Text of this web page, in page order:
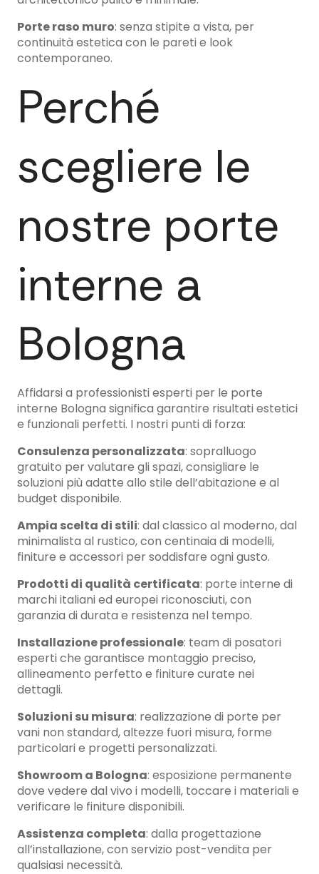
Porte raso muro: senza stipite a vista, per
continuità estetica con le pareti e look
contemporaneo.
Perché
scegliere le
nostre porte
interne a
Bologna
Affidarsi a professionisti esperti per le porte
interne Bologna significa garantire risultati estetici
e funzionali perfetti. I nostri punti di forza:
Consulenza personalizzata: sopralluogo
gratuito per valutare gli spazi, consigliare le
soluzioni più adatte allo stile dell’abitazione e al
budget disponibile.
Ampia scelta di stili: dal classico al moderno, dal
minimalista al rustico, con centinaia di modelli,
finiture e accessori per soddisfare ogni gusto.
Prodotti di qualità certificata: porte interne di
marchi italiani ed europei riconosciuti, con
garanzia di durata e resistenza nel tempo.
Installazione professionale: team di posatori
esperti che garantisce montaggio preciso,
allineamento perfetto e finiture curate nei
dettagli.
Soluzioni su misura: realizzazione di porte per
vani non standard, altezze fuori misura, forme
particolari e progetti personalizzati.
Showroom a Bologna: esposizione permanente
dove vedere dal vivo i modelli, toccare i materiali e
verificare le finiture disponibili.
Assistenza completa: dalla progettazione
all’installazione, con servizio post-vendita per
qualsiasi necessità.